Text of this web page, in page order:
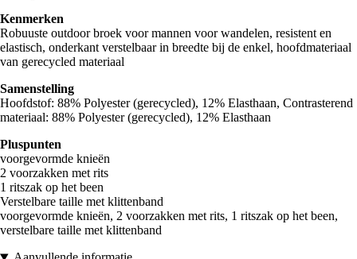
Kenmerken
Robuuste outdoor broek voor mannen voor wandelen, resistent en
elastisch, onderkant verstelbaar in breedte bij de enkel, hoofdmateriaal
van gerecycled materiaal
Samenstelling
Hoofdstof: 88% Polyester (gerecycled), 12% Elasthaan, Contrasterend
materiaal: 88% Polyester (gerecycled), 12% Elasthaan
Pluspunten
voorgevormde knieën
2 voorzakken met rits
1 ritszak op het been
Verstelbare taille met klittenband
voorgevormde knieën, 2 voorzakken met rits, 1 ritszak op het been,
verstelbare taille met klittenband